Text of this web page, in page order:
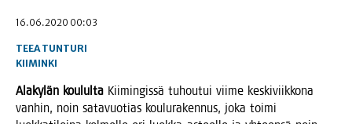
16.06.2020 00:03
TEEA TUNTURI
KIIMINKI
Ala­ky­län kou­lul­ta Kii­min­gis­sä tuhou­tui vii­me kes­ki­viik­ko­na
van­hin, noin sata­vuo­tias kou­lu­ra­ken­nus, joka toi­mi